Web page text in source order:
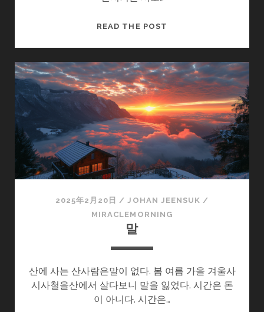
READ THE POST
리
고
내
가
거
두
말
2025年2月20日 /JOHAN JEENSUK /
MIRACLEMORNING
말
산에 사는 산사람은말이 없다. 봄 여름 가을 겨울사
시사철을산에서 살다보니 말을 잃었다. 시간은 돈
이 아니다. 시간은…